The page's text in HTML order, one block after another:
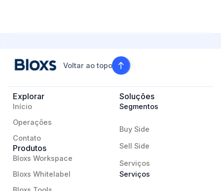
Voltar ao topo
Explorar
Início
Operações
Contato
Produtos
Bloxs Workspace
Bloxs Whitelabel
Soluções
Segmentos
Buy Side
Sell Side
Serviços
Serviços